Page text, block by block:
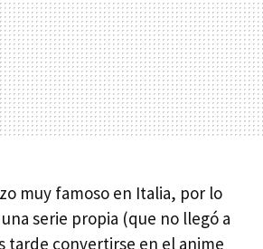
muy famoso en Italia, por lo
serie propia (que no llegó a
tarde convertirse en el anime